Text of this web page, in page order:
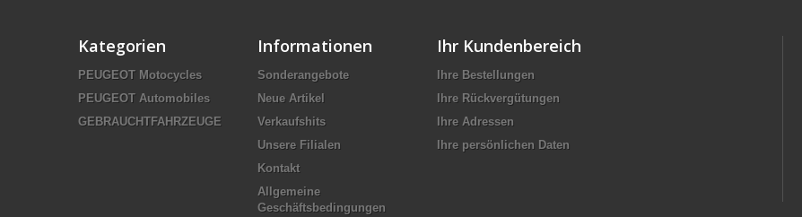
Kategorien
PEUGEOT Motocycles
PEUGEOT Automobiles
GEBRAUCHTFAHRZEUGE
Informationen
Sonderangebote
Neue Artikel
Verkaufshits
Unsere Filialen
Kontakt
Allgemeine
Geschäftsbedingungen
Ihr Kundenbereich
Ihre Bestellungen
Ihre Rückvergütungen
Ihre Adressen
Ihre persönlichen Daten